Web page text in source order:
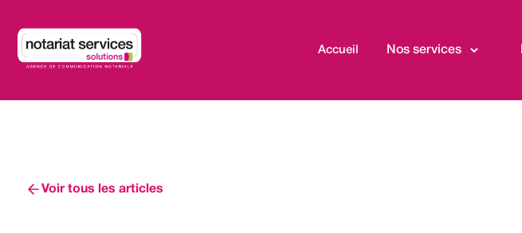
Accueil Nos services
Voir tous les articles